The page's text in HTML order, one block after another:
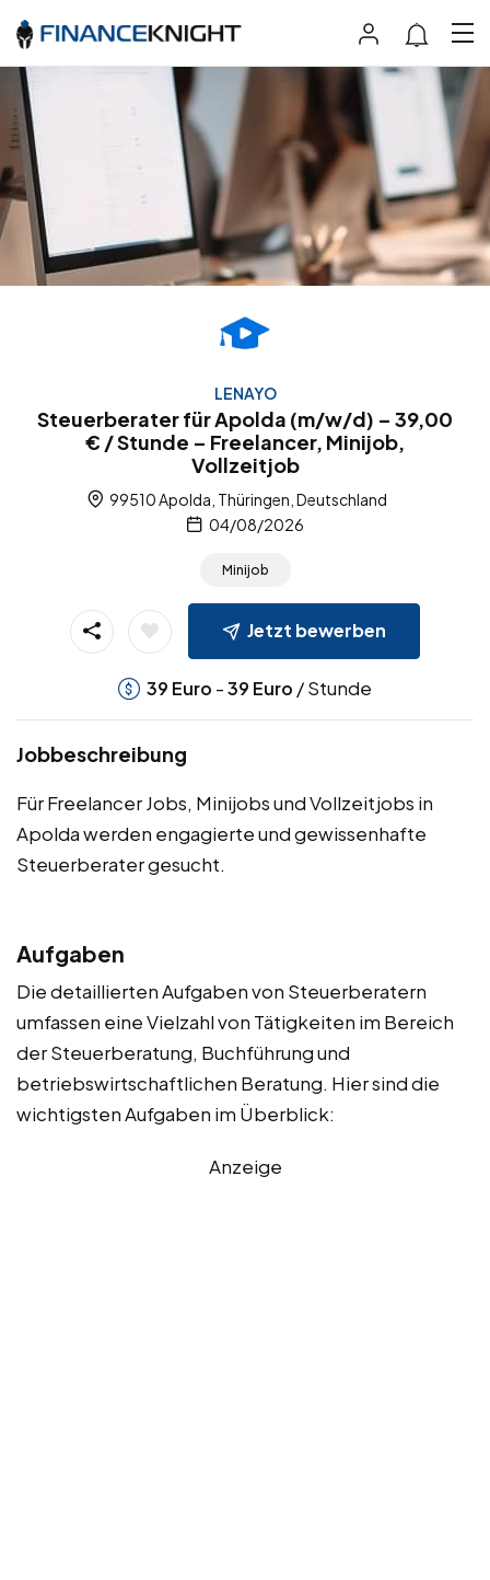
LENAYO
Steuerberater für Apolda (m/w/d) – 39,00
€ / Stunde – Freelancer, Minijob,
Vollzeitjob
99510 Apolda, Thüringen, Deutschland
04/08/2026
Minijob
Jetzt bewerben
39 Euro -39 Euro / Stunde
Jobbeschreibung
Für Freelancer Jobs, Minijobs und Vollzeitjobs in
Apolda werden engagierte und gewissenhafte
Steuerberater gesucht.
Aufgaben
Die detaillierten Aufgaben von Steuerberatern
umfassen eine Vielzahl von Tätigkeiten im Bereich
der Steuerberatung, Buchführung und
betriebswirtschaftlichen Beratung. Hier sind die
wichtigsten Aufgaben im Überblick:
Anzeige